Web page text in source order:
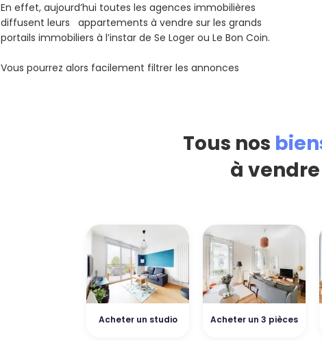
En effet, aujourd’hui toutes les agences immobilières
diffusent leurs appartements à vendre sur les grands
portails immobiliers à l’instar de Se Loger ou Le Bon Coin.
Vous pourrez alors facilement filtrer les annonces
Tous nos
à
Acheter un studio Acheter un 3 pièces